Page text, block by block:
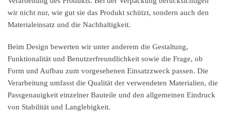
wir nicht nur, wie gut sie das Produkt schützt, sondern auch den
Materialeinsatz und die Nachhaltigkeit.
Beim Design bewerten wir unter anderem die Gestaltung,
Funktionalität und Benutzerfreundlichkeit sowie die Frage, ob
Form und Aufbau zum vorgesehenen Einsatzzweck passen. Die
Verarbeitung umfasst die Qualität der verwendeten Materialien, die
Passgenauigkeit einzelner Bauteile und den allgemeinen Eindruck
von Stabilität und Langlebigkeit.